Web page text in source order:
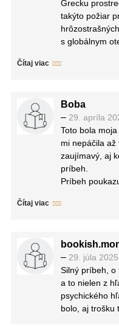
moment, kedy
obyčajné
Grecku
takýto požiar
s globálnym
strata?
vôbec zniesť?
ako sa zrúti
Príbeh síce je
nielen v
nakoľko
vedcov a
skutočnou
Čítaj viac
Boba
– 29. apríla
Toto bola
mi nepáčila až
zaujímavý, aj
príbeh.
Príbeh
životy
Kniha sa
ale určite
človek začne
Čítaj viac
– 29. júla 2025
Silný príbeh, o
a to nielen z
psychického
bolo, aj trošku